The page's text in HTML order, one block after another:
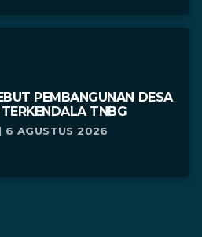
PEMBANGUNAN DESA
TNBG
6 AGUSTUS 2026